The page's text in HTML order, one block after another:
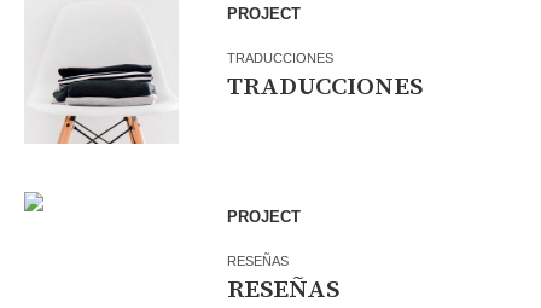
PROJECT
TRADUCCIONES
TRADUCCIONES
PROJECT
RESEÑAS
RESEÑAS